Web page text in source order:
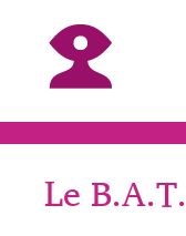
Le B.A.T.